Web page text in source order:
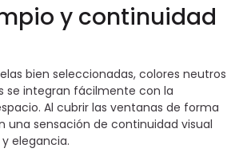
y continuidad
bien seleccionadas, colores neutros
se integran fácilmente con la
Al cubrir las ventanas de forma
una sensación de continuidad visual
elegancia.